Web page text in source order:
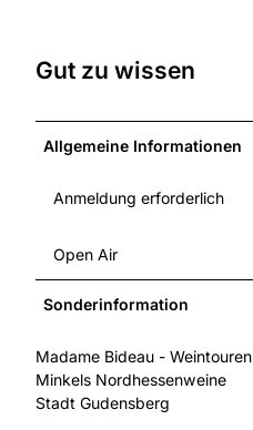
Gut zu wissen
Allgemeine Informationen
Anmeldung erforderlich
Open Air
Sonderinformation
Madame Bideau - Weintouren
Minkels Nordhessenweine
Stadt Gudensberg